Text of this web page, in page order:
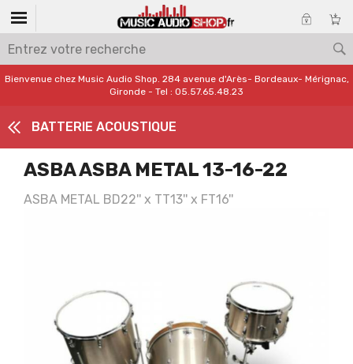
Bienvenue chez Music Audio Shop. 284 avenue d'Arès- Bordeaux- Mérignac,
Gironde - Tel : 05.57.65.48.23
BATTERIE ACOUSTIQUE
ASBA ASBA METAL 13-16-22
ASBA METAL BD22'' x TT13'' x FT16''